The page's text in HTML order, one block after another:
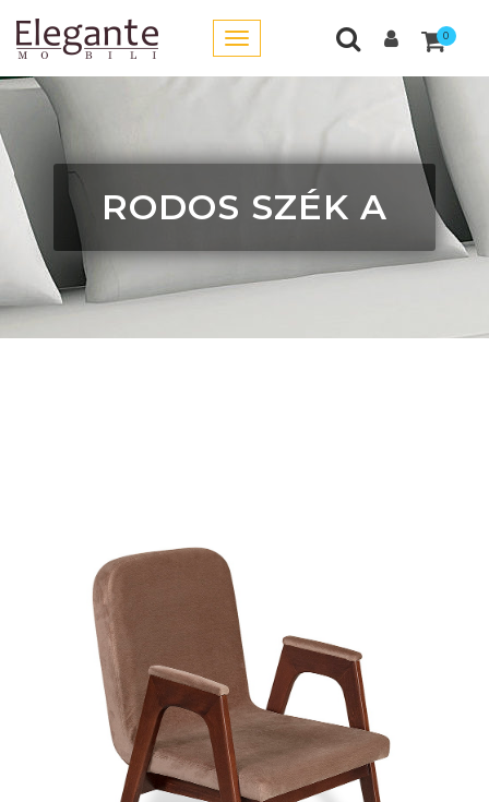
0
RODOS SZÉK A